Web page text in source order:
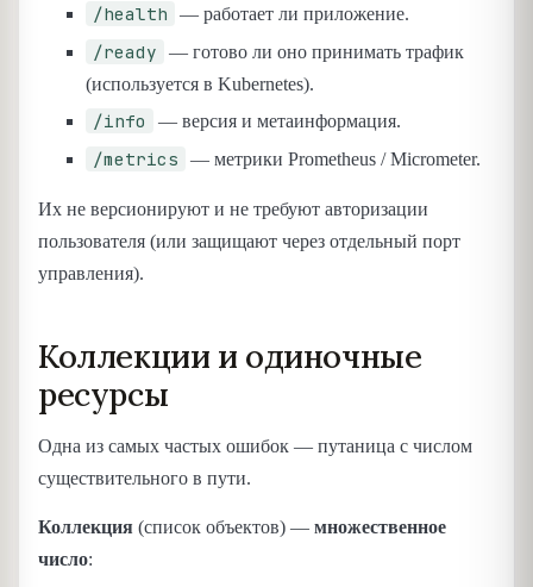
/health — работает ли приложение.
/ready
— готово ли оно принимать трафик
(используется в Kubernetes).
/info — версия и метаинформация.
/metrics — метрики Prometheus / Micrometer.
Их не версионируют и не требуют авторизации
пользователя (или защищают через отдельный порт
управления).
Коллекции и одиночные
ресурсы
Одна из самых частых ошибок — путаница с числом
существительного в пути.
Коллекция (список объектов) — множественное
число: